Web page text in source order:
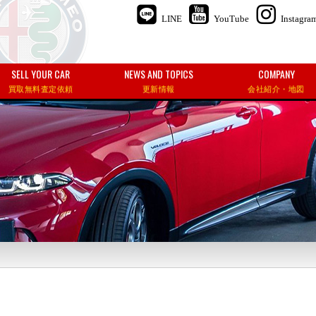
LINE YouTube
SELL YOUR CAR
買取無料査定依頼
NEWS AND TOPICS
更新情報
COMPANY
会社紹介・地図